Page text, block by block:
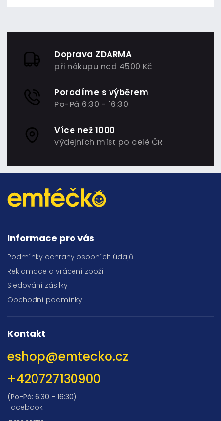
Doprava ZDARMA
při nákupu nad 4500 Kč
Poradíme s výběrem
Po-Pá 6:30 - 16:30
Více než 1000
výdejních míst po celé ČR
Informace pro vás
Podmínky ochrany osobních údajů
Reklamace a vrácení zboží
Sledování zásilky
Obchodní podmínky
Kontakt
eshop@emtecko.cz
+420727130900
(Po-Pá: 6:30 - 16:30)
Facebook